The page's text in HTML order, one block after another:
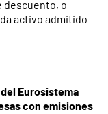
descuento, o
activo admitido
Eurosistema
con emisiones